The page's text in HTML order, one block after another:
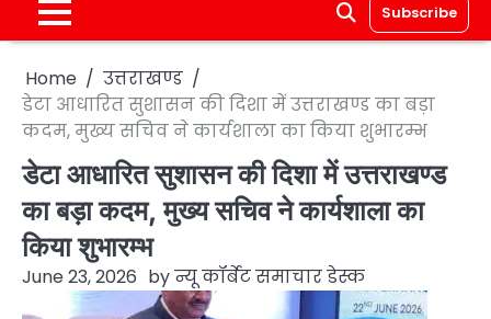
Subscribe
Home
उत्तराखण्ड
डेटा आधारित सुशासन की दिशा में उत्तराखण्ड का बड़ा
कदम, मुख्य सचिव ने कार्यशाला का किया शुभारम्भ
डेटा आधारित सुशासन की दिशा में उत्तराखण्ड
का बड़ा कदम, मुख्य सचिव ने कार्यशाला का
किया शुभारम्भ
June 23, 2026 byन्यू कॉर्बेट समाचार डेस्क